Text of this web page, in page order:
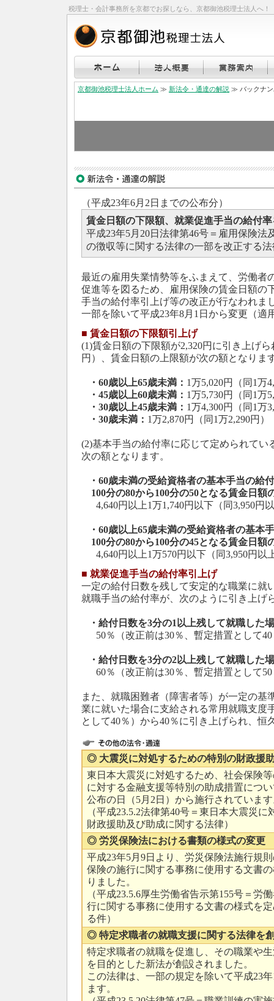
税理士・会計事務所を京都でお探しなら、京都御池税理士法人へ！
京都御池税理士法人ホーム ≫ 新法令・通達の解説 ≫ バックナン
（平成23年6月2日までの公布分）
賃金日額の下限額、就業促進手当の給付
平成23年5月20日法律第46号＝雇用保険法
の徴収等に関する法律の一部を改正する法
最近の雇用失業情勢等をふまえて、労働者
促進等を図るため、雇用保険の賃金日額の
手当の給付率引上げ等の改正が行なわれま
一部を除いて平成23年8月1日から変更（適
■ 賃金日額の下限額引上げ
(1)賃金日額の下限額が2,320円に引き上げら
円）、賃金日額の上限額が次の額となりま
・60歳以上65歳未満： 1万5,020円（同1万
・45歳以上60歳未満： 1万5,730円（同1万
・30歳以上45歳未満： 1万4,300円（同1万
・30歳未満： 1万2,870円（同1万2,290円）
(2)基本手当の給付率に応じて定められてい
次の額となります。
・60歳未満の受給資格者の基本手当の給
100分の80から100分の50となる賃金日額
4,640円以上1万1,740円以下（同3,950円
・60歳以上65歳未満の受給資格者の基本
100分の80から100分の45となる賃金日額
4,640円以上1万570円以下（同3,950円以
■ 就業促進手当の給付率引上げ
一定の給付日数を残して安定的な職業に就
就職手当の給付率が、次のように引き上げ
・給付日数を3分の1以上残して就職した
50％（改正前は30％、暫定措置として40
・給付日数を3分の2以上残して就職した
60％（改正前は30％、暫定措置として50
また、就職困難者（障害者等）が一定の基
業に就いた場合に支給される常用就職支度
として40％）から40％に引き上げられ、恒
◎ 大震災に対処するための特別の財政援
東日本大震災に対処するため、社会保険
に対する金融支援等特別の助成措置につ
公布の日（5月2日）から施行されていま
（平成23.5.2法律第40号＝東日本大震災
財政援助及び助成に関する法律）
◎ 労災保険法における書類の様式の変更
平成23年5月9日より、労災保険法施行規
保険の施行に関する事務に使用する文書
りました。
（平成23.5.6厚生労働省告示第155号＝労
行に関する事務に使用する文書の様式を
る件）
◎ 特定求職者の就職支援に関する法律を
特定求職者の就職を促進し、その職業や
を目的とした新法が創設されました。
この法律は、一部の規定を除いて平成23
ます。